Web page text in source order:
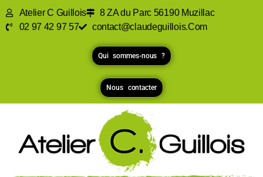
Atelier C Guillois
8 ZA du Parc 56190 Muzillac
02 97 42 97 57
contact@claudeguillois.Com
Qui sommes-nous ?
Nous contacter